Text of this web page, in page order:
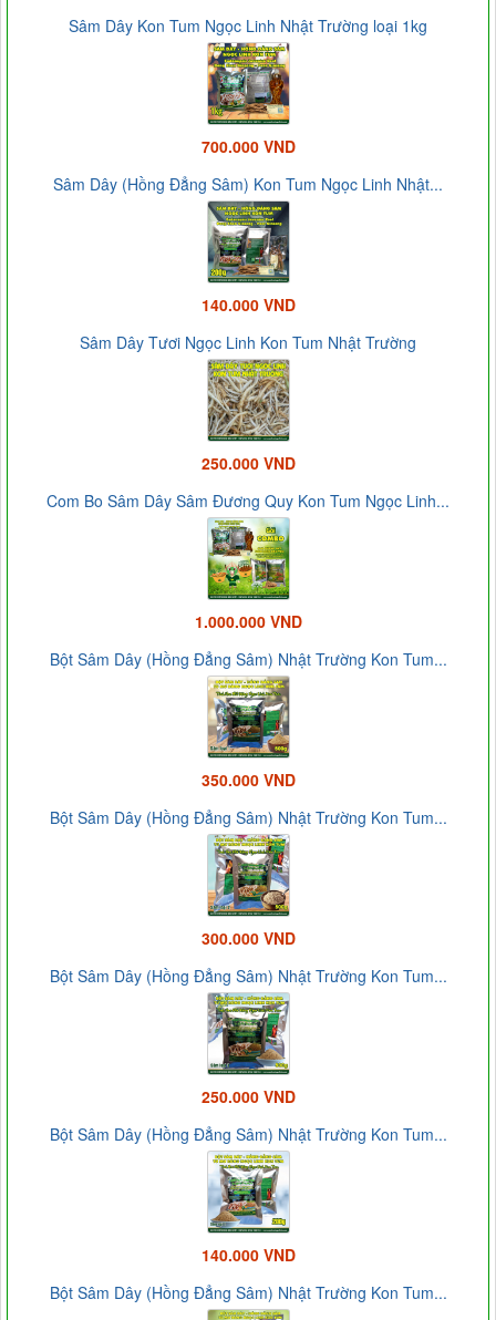
Sâm Dây Kon Tum Ngọc Linh Nhật Trường loại 1kg
700.000 VND
Sâm Dây (Hồng Đẳng Sâm) Kon Tum Ngọc Linh Nhật...
140.000 VND
Sâm Dây Tươi Ngọc Linh Kon Tum Nhật Trường
250.000 VND
Com Bo Sâm Dây Sâm Đương Quy Kon Tum Ngọc Linh...
1.000.000 VND
Bột Sâm Dây (Hồng Đẳng Sâm) Nhật Trường Kon Tum...
350.000 VND
Bột Sâm Dây (Hồng Đẳng Sâm) Nhật Trường Kon Tum...
300.000 VND
Bột Sâm Dây (Hồng Đẳng Sâm) Nhật Trường Kon Tum...
250.000 VND
Bột Sâm Dây (Hồng Đẳng Sâm) Nhật Trường Kon Tum...
140.000 VND
Bột Sâm Dây (Hồng Đẳng Sâm) Nhật Trường Kon Tum...